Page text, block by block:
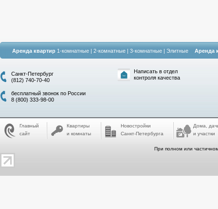
Аренда квартир 1-комнатные | 2-комнатные | 3-комнатные | Элитные Аренда
Санкт-Петербург
(812) 740-70-40
бесплатный звонок по России
8 (800) 333-98-00
Написать в отдел
контроля качества
Главный
сайт
Квартиры
и комнаты
Новостройки
Санкт-Петербурга
Дома,
и участки
При полном или